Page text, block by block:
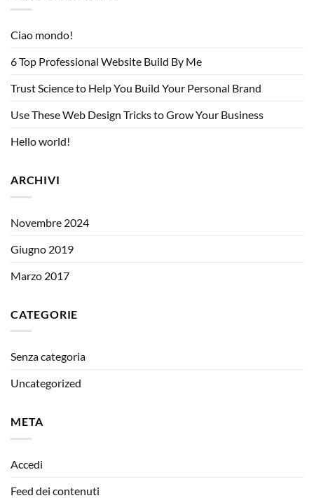
Ciao mondo!
6 Top Professional Website Build By Me
Trust Science to Help You Build Your Personal Brand
Use These Web Design Tricks to Grow Your Business
Hello world!
ARCHIVI
Novembre 2024
Giugno 2019
Marzo 2017
CATEGORIE
Senza categoria
Uncategorized
META
Accedi
Feed dei contenuti